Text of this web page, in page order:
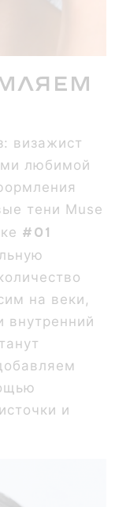
визажист
любимой
тени Muse
#01
на веки,
внутренний
и